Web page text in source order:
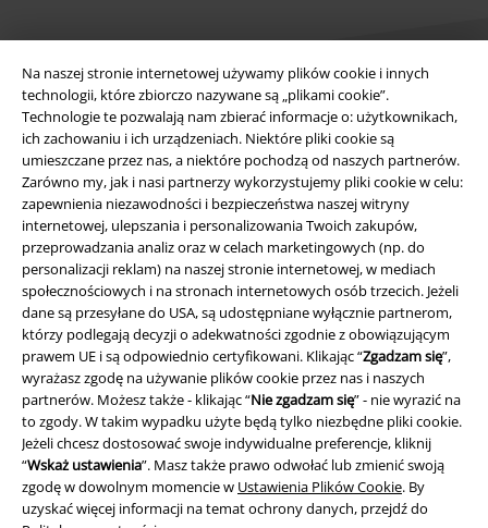
Na naszej stronie internetowej używamy plików cookie i innych
technologii, które zbiorczo nazywane są „plikami cookie”.
Technologie te pozwalają nam zbierać informacje o: użytkownikach,
ich zachowaniu i ich urządzeniach. Niektóre pliki cookie są
umieszczane przez nas, a niektóre pochodzą od naszych partnerów.
Zarówno my, jak i nasi partnerzy wykorzystujemy pliki cookie w celu:
zapewnienia niezawodności i bezpieczeństwa naszej witryny
internetowej, ulepszania i personalizowania Twoich zakupów,
przeprowadzania analiz oraz w celach marketingowych (np. do
personalizacji reklam) na naszej stronie internetowej, w mediach
społecznościowych i na stronach internetowych osób trzecich. Jeżeli
dane są przesyłane do USA, są udostępniane wyłącznie partnerom,
którzy podlegają decyzji o adekwatności zgodnie z obowiązującym
prawem UE i są odpowiednio certyfikowani. Klikając “Zgadzam się”,
wyrażasz zgodę na używanie plików cookie przez nas i naszych
partnerów. Możesz także - klikając “Nie zgadzam się” - nie wyrazić na
to zgody. W takim wypadku użyte będą tylko niezbędne pliki cookie.
Jeżeli chcesz dostosować swoje indywidualne preferencje, kliknij
“Wskaż ustawienia”. Masz także prawo odwołać lub zmienić swoją
zgodę w dowolnym momencie w Ustawienia Plików Cookie. By
uzyskać więcej informacji na temat ochrony danych, przejdź do
Informacje prawne
Regulamin
Dane firmy
Polityka prywatności
Unieszkodliwianie odpadów i ochrona środowiska
Deklaracja Zgodności
Informacje dotyczące dostępności
Ustawienia Plików Cookie